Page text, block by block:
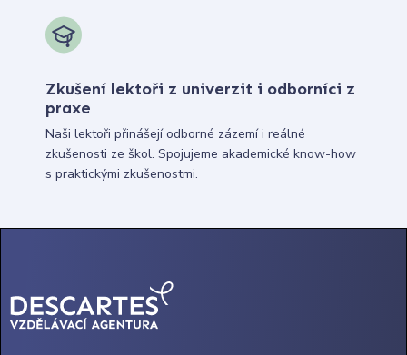
Zkušení lektoři z univerzit i odborníci z
praxe
Naši lektoři přinášejí odborné zázemí i reálné
zkušenosti ze škol. Spojujeme akademické know-how
s praktickými zkušenostmi.